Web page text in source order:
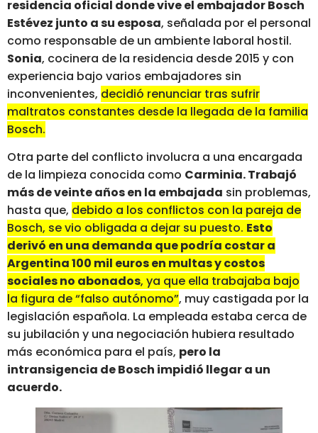
residencia oficial donde vive el embajador Bosch
Estévez junto a su esposa, señalada por el personal
como responsable de un ambiente laboral hostil.
Sonia, cocinera de la residencia desde 2015 y con
experiencia bajo varios embajadores sin
inconvenientes, decidió renunciar tras sufrir
maltratos constantes desde la llegada de la familia
Bosch.
Otra parte del conflicto involucra a una encargada
de la limpieza conocida como Carminia. Trabajó
más de veinte años en la embajada sin problemas,
hasta que, debido a los conflictos con la pareja de
Bosch, se vio obligada a dejar su puesto. Esto
derivó en una demanda que podría costar a
Argentina 100 mil euros en multas y costos
sociales no abonados, ya que ella trabajaba bajo
la figura de “falso autónomo”, muy castigada por la
legislación española. La empleada estaba cerca de
su jubilación y una negociación hubiera resultado
más económica para el país, pero la
intransigencia de Bosch impidió llegar a un
acuerdo.